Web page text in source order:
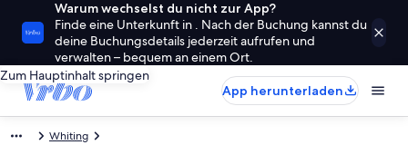
Warum wechselst du nicht zur App?
Finde eine Unterkunft in . Nach der Buchung kannst du
deine Buchungsdetails jederzeit aufrufen und
verwalten – bequem an einem Ort.
Zum Hauptinhalt springen
App herunterladen
Whiting